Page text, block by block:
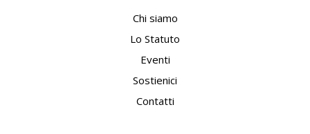
Chi siamo
Lo Statuto
Eventi
Sostienici
Contatti